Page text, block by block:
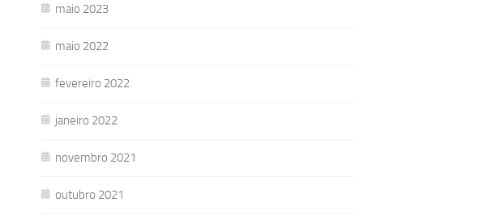
maio 2023
maio 2022
fevereiro 2022
janeiro 2022
novembro 2021
outubro 2021